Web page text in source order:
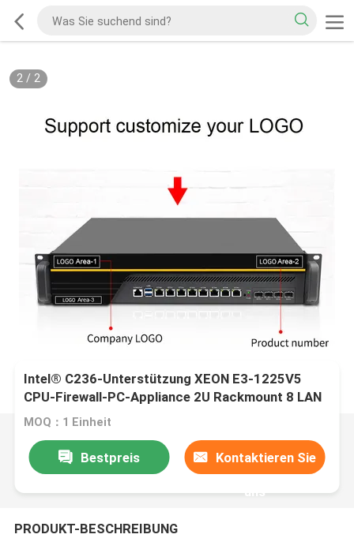
2/ 2
Intel® C236-Unterstützung XEON E3-1225V5
CPU-Firewall-PC-Appliance 2U Rackmount 8 LAN
4 Ports 10G SFP Glasfaser
MOQ：1 Einheit
Bestpreis Kontaktieren Sie
uns
PRODUKT-BESCHREIBUNG